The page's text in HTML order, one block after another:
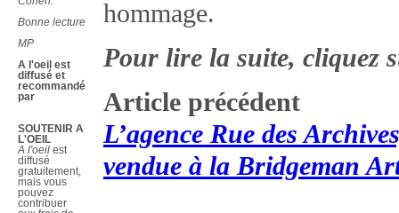
Bonne lecture
MP
A l'oeil est
diffusé et
recommandé
par
SOUTENIR A
L'OEIL
A l'oeil est
diffusé
gratuitement,
mais vous
pouvez
contribuer
hommage.
Pour lire la suite, cliquez
Article précédent
L’agence Rue des
vendue à la Bridgeman